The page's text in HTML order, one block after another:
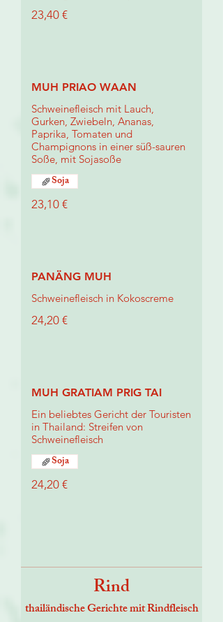
23,40 €
MUH PRIAO WAAN
Schweinefleisch mit Lauch,
Gurken, Zwiebeln, Ananas,
Paprika, Tomaten und
Champignons in einer süß-sauren
Soße, mit Sojasoße
23,10 €
Soja
PANÄNG MUH
Schweinefleisch in Kokoscreme
24,20 €
MUH GRATIAM PRIG TAI
Ein beliebtes Gericht der Touristen
in Thailand: Streifen von
Schweinefleisch
24,20 €
Soja
Rind
thailändische Gerichte mit Rindfleisch